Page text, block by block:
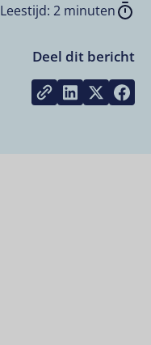
Leestijd: 2 minuten
Deel dit bericht
Copy linkShare on
Share